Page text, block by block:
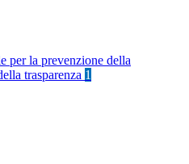
per la prevenzione della
trasparenza 1